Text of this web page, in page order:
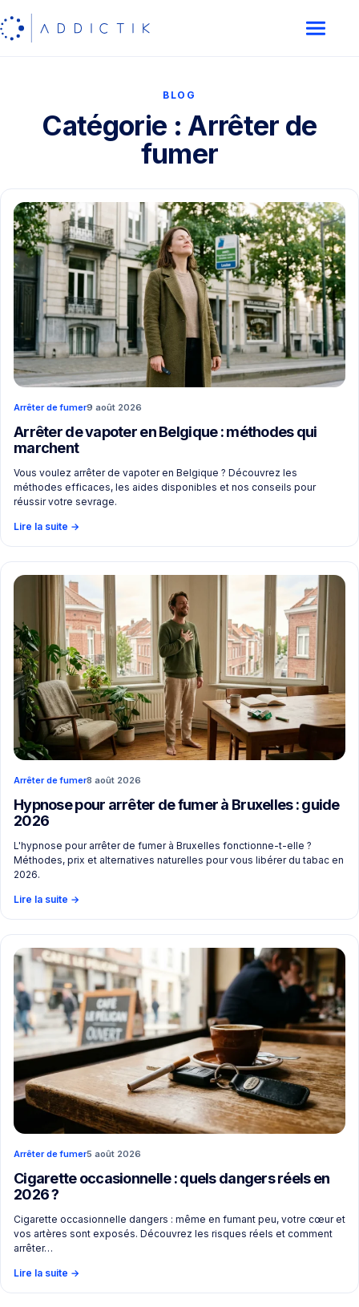
BLOG
Catégorie : Arrêter de
fumer
Arrêter de fumer9 août 2026
Arrêter de vapoter en Belgique : méthodes qui
marchent
Vous voulez arrêter de vapoter en Belgique ? Découvrez les
méthodes efficaces, les aides disponibles et nos conseils pour
réussir votre sevrage.
Lire la suite →
Arrêter de fumer8 août 2026
Hypnose pour arrêter de fumer à Bruxelles : guide
2026
L'hypnose pour arrêter de fumer à Bruxelles fonctionne-t-elle ?
Méthodes, prix et alternatives naturelles pour vous libérer du tabac en
2026.
Lire la suite →
Arrêter de fumer5 août 2026
Cigarette occasionnelle : quels dangers réels en
2026 ?
Cigarette occasionnelle dangers : même en fumant peu, votre cœur et
vos artères sont exposés. Découvrez les risques réels et comment
arrêter…
Lire la suite →